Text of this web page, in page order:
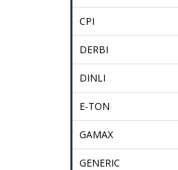
CPI
DERBI
DINLI
E-TON
GAMAX
GENERIC